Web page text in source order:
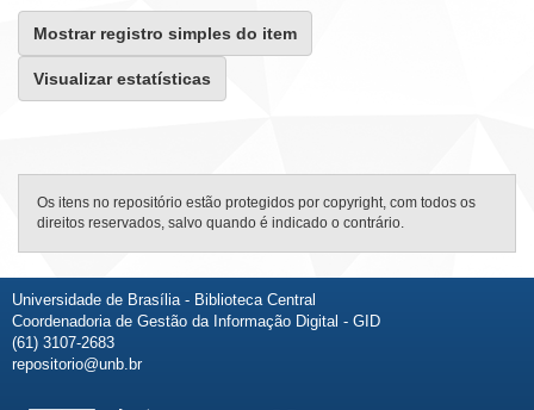
Mostrar registro simples do item
Visualizar estatísticas
Os itens no repositório estão protegidos por copyright, com todos os
direitos reservados, salvo quando é indicado o contrário.
Universidade de Brasília - Biblioteca Central
Coordenadoria de Gestão da Informação Digital - GID
(61) 3107-2683
repositorio@unb.br